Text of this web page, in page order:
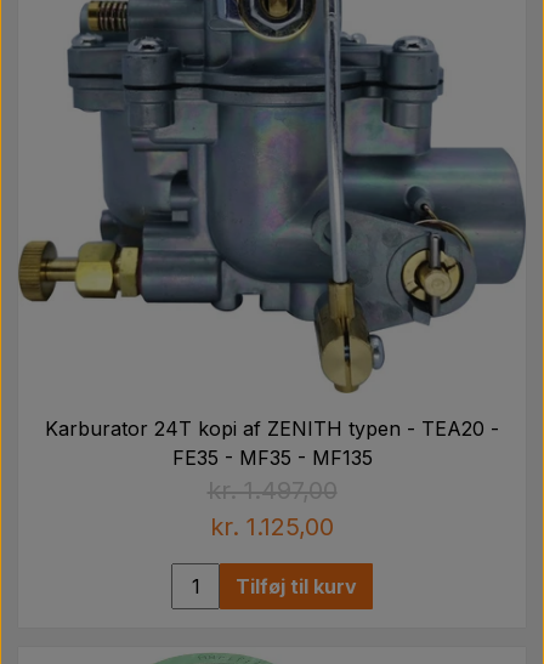
Karburator 24T kopi af ZENITH typen - TEA20 -
FE35 - MF35 - MF135
kr. 1.497,00
kr. 1.125,00
Tilføj til kurv